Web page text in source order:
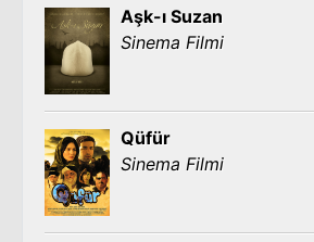
Aşk-ı Suzan
Sinema Filmi
Qüfür
Sinema Filmi